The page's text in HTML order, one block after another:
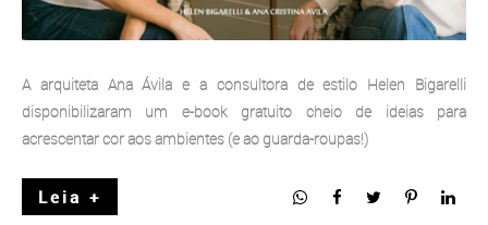
A arquiteta Ana Ávila e a consultora de estilo Helen Bigarelli
disponibilizaram um e-book gratuito cheio de ideias para
acrescentar cor aos ambientes (e ao guarda-roupas!)
Leia +